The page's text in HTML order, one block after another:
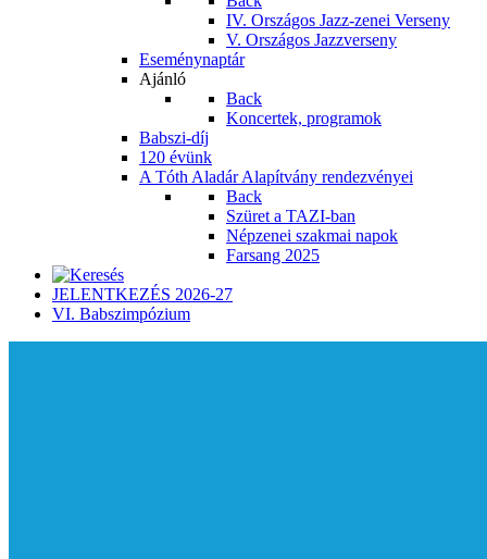
IV. Országos Jazz-zenei Verseny
V. Országos Jazzverseny
Eseménynaptár
Ajánló
Back
Koncertek, programok
Babszi-díj
120 évünk
A Tóth Aladár Alapítvány rendezvényei
Back
Szüret a TAZI-ban
Népzenei szakmai napok
Farsang 2025
JELENTKEZÉS 2026-27
VI. Babszimpózium